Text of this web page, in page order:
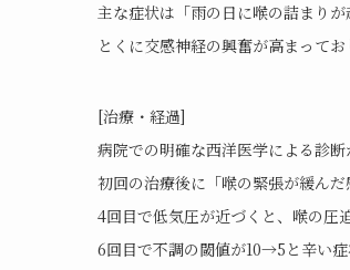
主な症状は「雨の日に喉の詰まり
とくに交感神経の興奮が高まって
[治療・経過]
病院での明確な西洋医学による診断
初回の治療後に「喉の緊張が緩んだ
4回目で低気圧が近づくと、喉の圧
6回目で不調の閾値が10→5と辛い症